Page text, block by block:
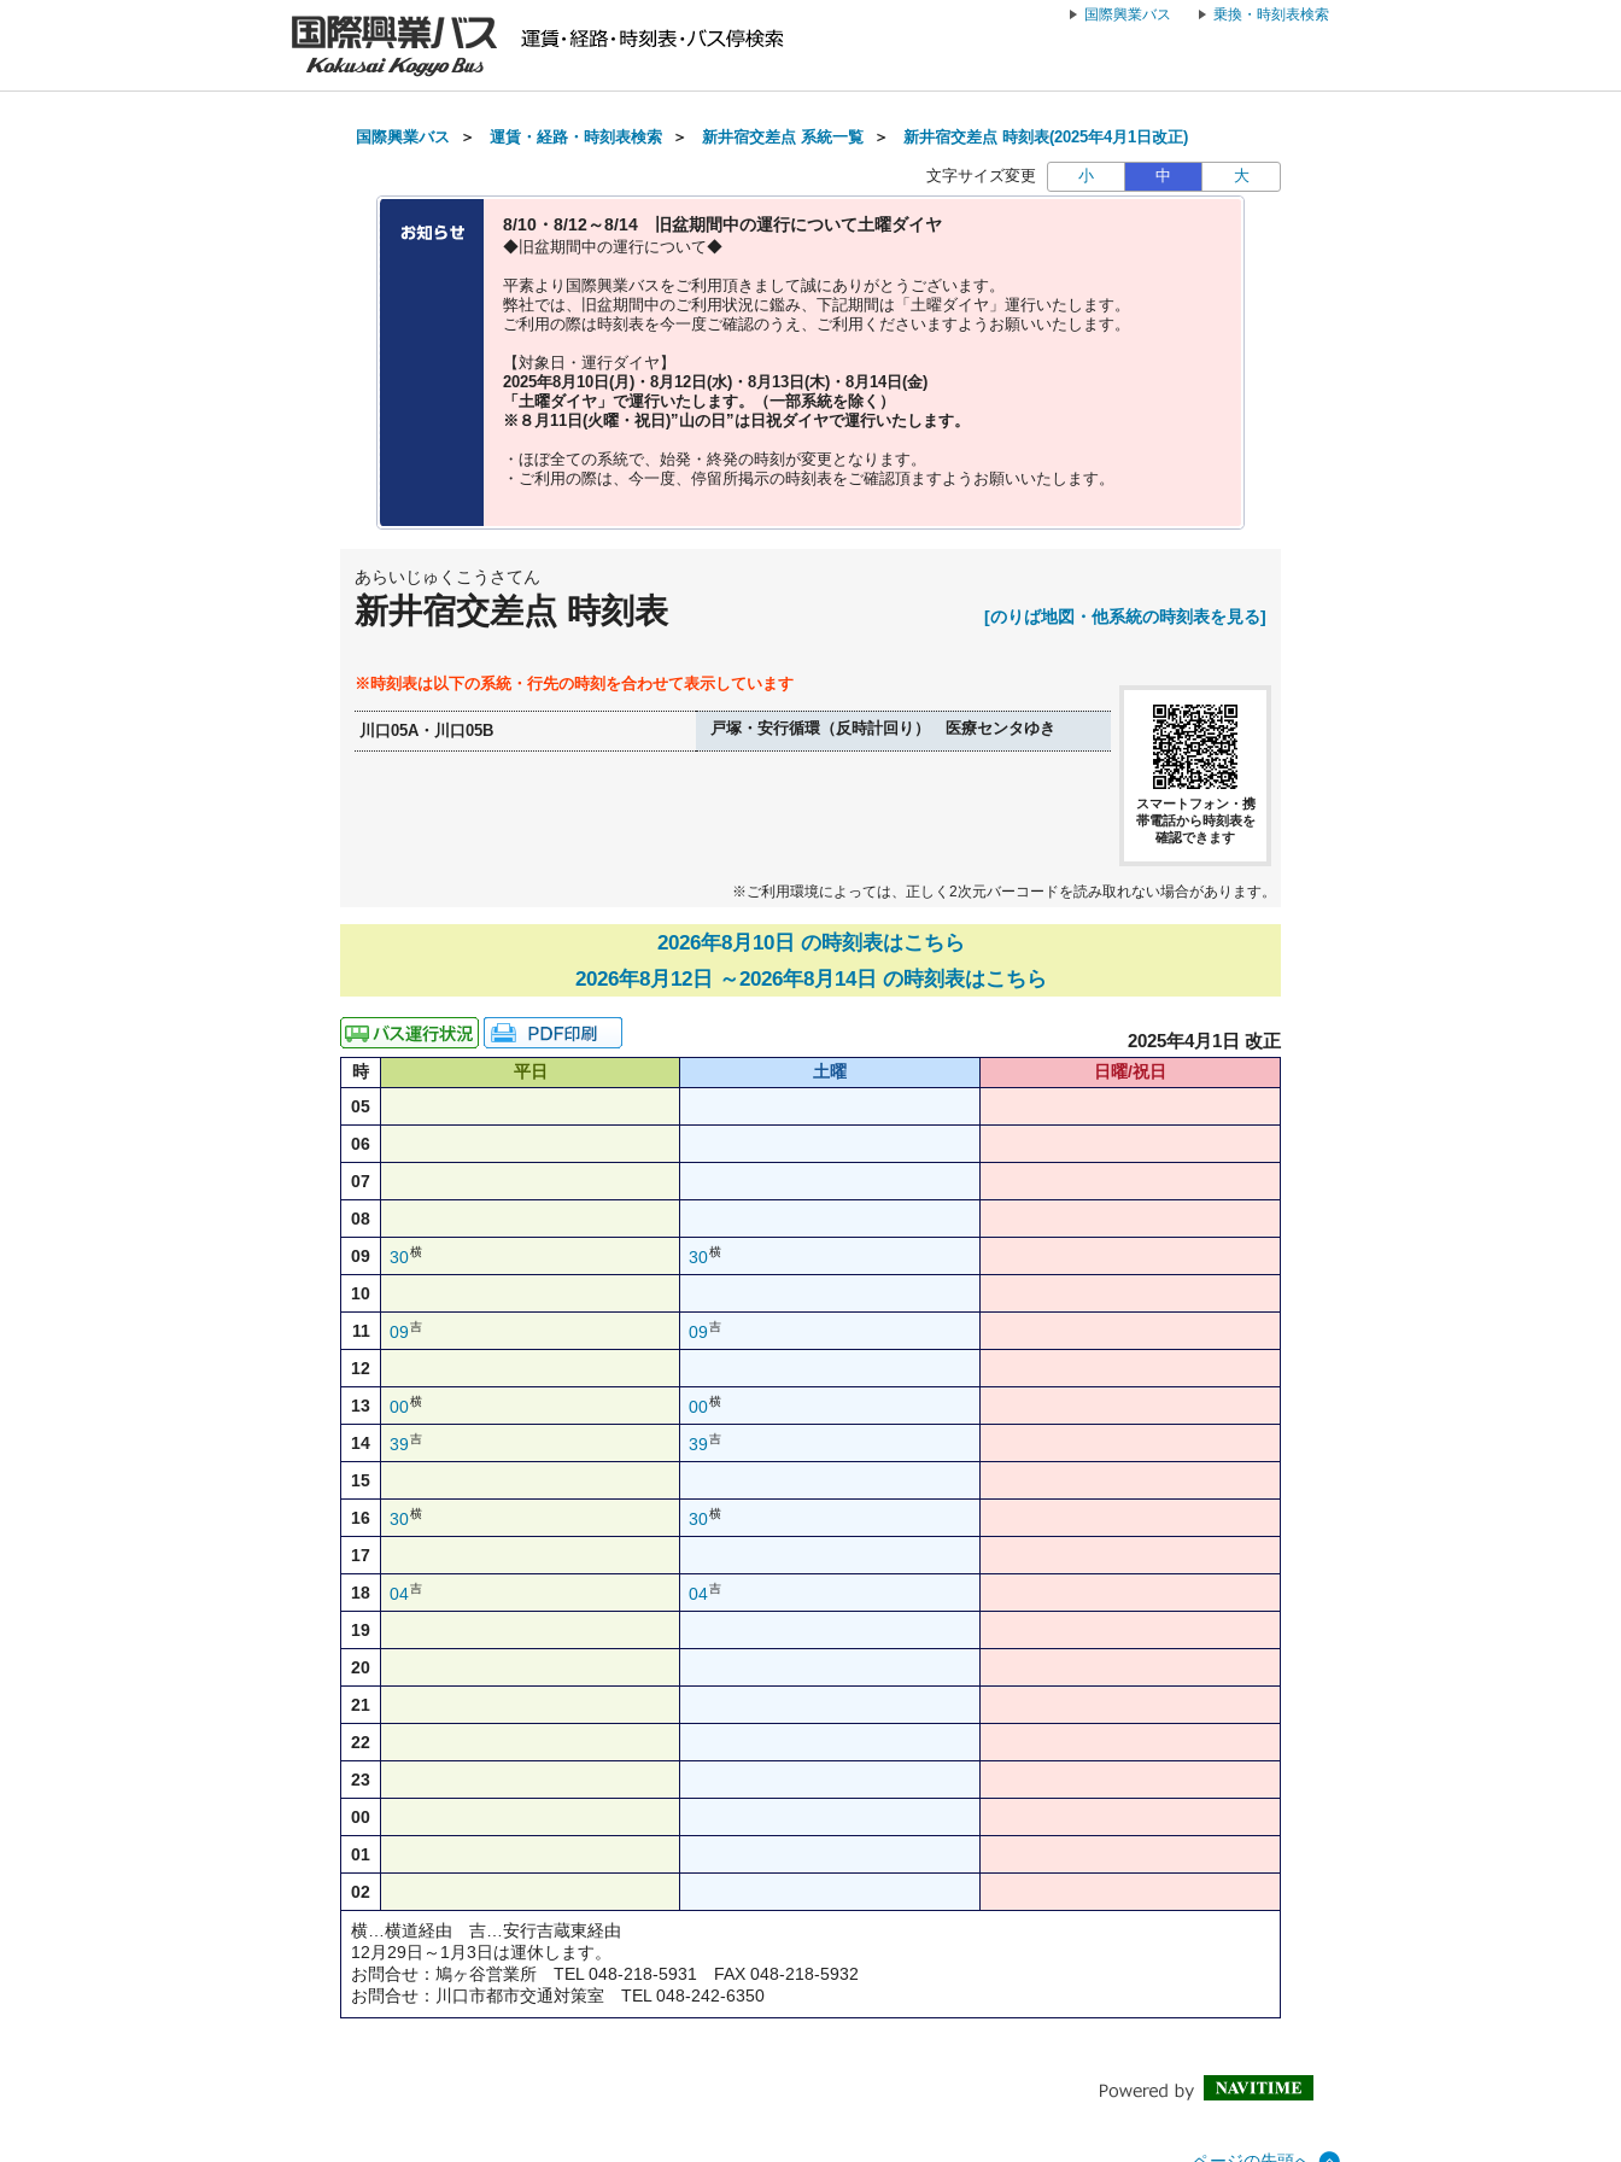
国際興業バス 乗換・時刻表検索
国際興業バス ＞ 運賃・経路・時刻表検索 ＞ 新井宿交差点 系統一覧 ＞ 新井宿交差点 時刻表(2025年4月1日改正)
文字サイズ変更 小 中 大
8/10・8/12～8/14 旧盆期間中の運行について土曜ダイヤ
◆旧盆期間中の運行について◆
平素より国際興業バスをご利用頂きまして誠にありがとうございます。
弊社では、旧盆期間中のご利用状況に鑑み、下記期間は「土曜ダイヤ」運行いたします。
ご利用の際は時刻表を今一度ご確認のうえ、ご利用くださいますようお願いいたします。
【対象日・運行ダイヤ】
2025年8月10日(月)・8月12日(水)・8月13日(木)・8月14日(金)
「土曜ダイヤ」 で運行いたします。（一部系統を除く）
※８月11日(火曜・祝日)”山の日 ”は 日祝ダイヤで運行いたします。
・ほぼ全ての系統で、始発・終発の時刻が変更となります。
・ご利用の際は、今一度、 停留所掲示の時刻表をご確認頂ますようお願いいたします。
あらいじゅくこうさてん
新井宿交差点 時刻表 [のりば地図・他系統の時刻表を見る]
※時刻表は以下の系統・行先の時刻を合わせて表示しています
川口05A・川口05B 戸塚・安行循環（反時計回り） 医療センタゆき
スマートフォン・携
帯電話から時刻表を
確認できます
※ご利用環境によっては、正しく2次元バーコードを読み取れない場合があります。
2026年8月10日 の時刻表はこちら
2026年8月12日 ～2026年8月14日 の時刻表はこちら
2025年4月1日 改正
時 平日 土曜
日曜/祝日
05
06
07
08
09
30横 30横
10
11
09吉 09吉
12
13
00横 00横
14 39吉 39吉
15
16
30横 30横
17
18
04吉 04吉
19
20
21
22
23
00
01
02
横…横道経由 吉…安行吉蔵東経由
12月29日～1月3日は運休します。
お問合せ：鳩ヶ谷営業所 TEL 048-218-5931 FAX 048-218-5932
お問合せ：川口市都市交通対策室 TEL 048-242-6350